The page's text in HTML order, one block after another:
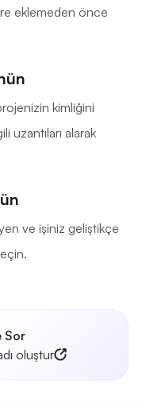
eklemeden önce
kimliğini
uzantıları alarak
ve işiniz geliştikçe
Sor
oluştur